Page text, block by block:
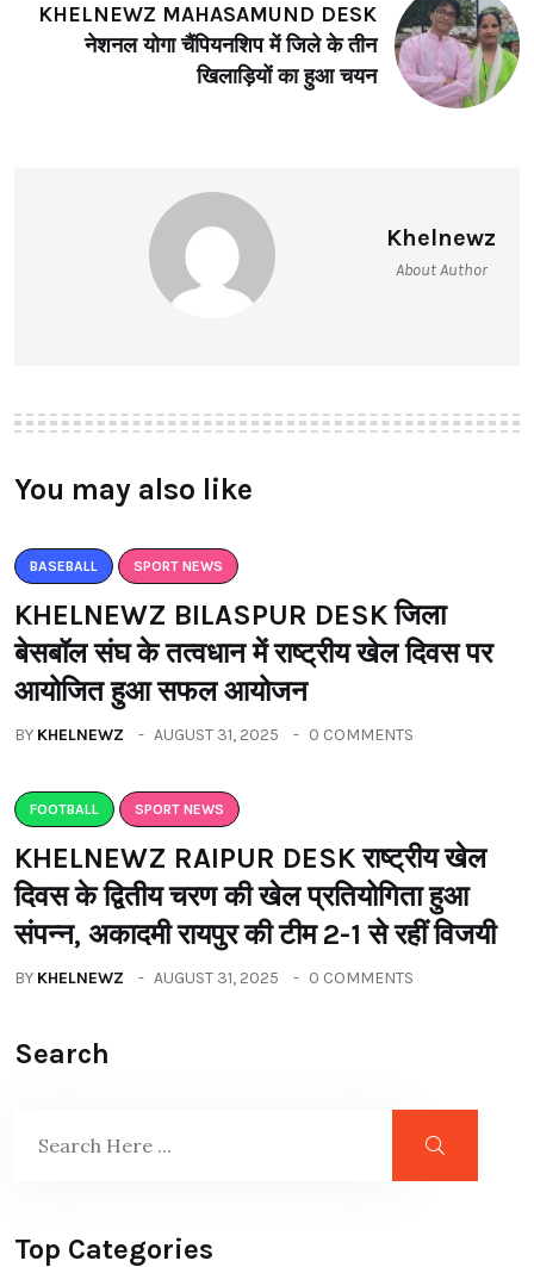
KHELNEWZ MAHASAMUND DESK
नेशनल योगा चैंपियनशिप में जिले के तीन
खिलाड़ियों का हुआ चयन
Khelnewz
About Author
You may also like
BASEBALL SPORT NEWS
KHELNEWZ BILASPUR DESK जिला
बेसबॉल संघ के तत्वधान में राष्ट्रीय खेल दिवस पर
आयोजित हुआ सफल आयोजन
BY KHELNEWZ AUGUST 31, 2025 0 COMMENTS
FOOTBALL SPORT NEWS
KHELNEWZ RAIPUR DESK राष्ट्रीय खेल
दिवस के द्वितीय चरण की खेल प्रतियोगिता हुआ
संपन्न, अकादमी रायपुर की टीम 2-1 से रहीं विजयी
BY KHELNEWZ AUGUST 31, 2025 0 COMMENTS
Search
Top Categories